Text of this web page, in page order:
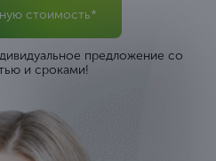
стоимость*
предложение со
и сроками!